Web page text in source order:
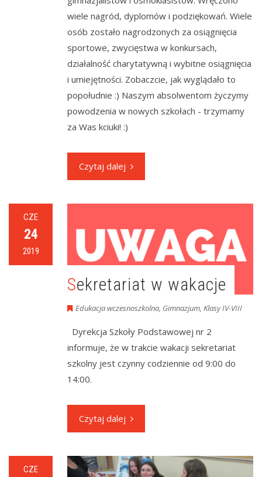
wiele nagród, dyplomów i podziękowań. Wiele
osób zostało nagrodzonych za osiągnięcia
sportowe, zwycięstwa w konkursach,
działalność charytatywną i wybitne osiągnięcia
i umiejętności. Zobaczcie, jak wyglądało to
popołudnie :) Naszym absolwentom życzymy
powodzenia w nowych szkołach - trzymamy
za Was kciuki! :)
Czytaj dalej
CZE
24
2019
Sekretariat w wakacje
Edukacja wczesnoszkolna, Gimnazjum, Klasy IV-VIII
Dyrekcja Szkoły Podstawowej nr 2
informuje, że w trakcie wakacji sekretariat
szkolny jest czynny codziennie od 9:00 do
14:00.
Czytaj dalej
CZE